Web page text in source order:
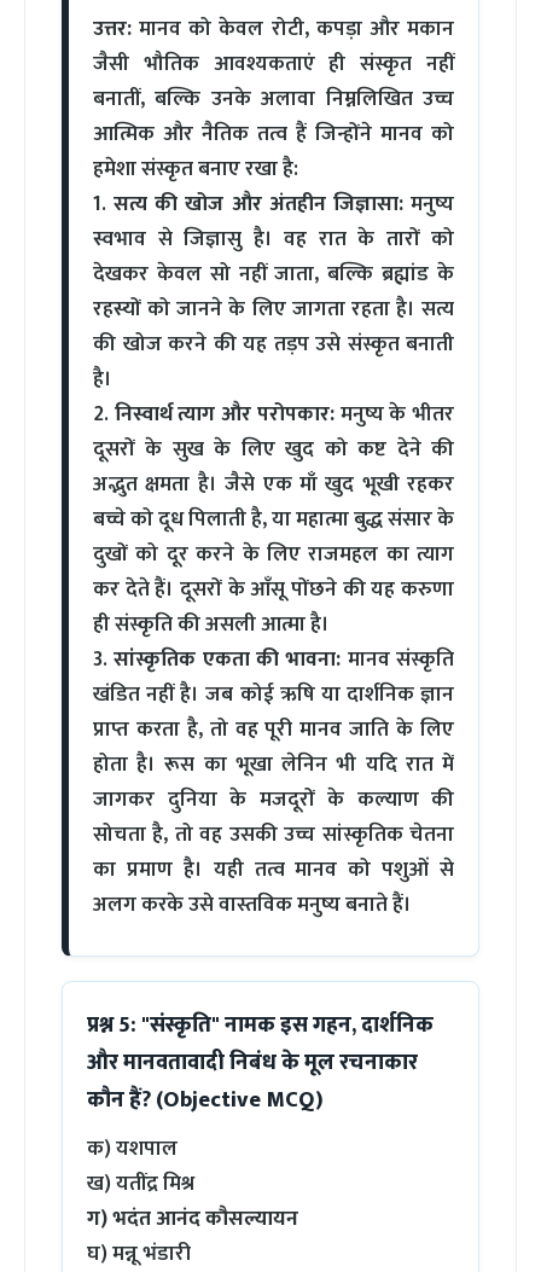
उत्तर: मानव को केवल रोटी, कपड़ा और मकान
जैसी भौतिक आवश्यकताएं ही संस्कृत नहीं
बनातीं, बल्कि उनके अलावा निम्नलिखित उच्च
आत्मिक और नैतिक तत्व हैं जिन्होंने मानव को
हमेशा संस्कृत बनाए रखा है:
1.सत्य की खोज और अंतहीन जिज्ञासा:मनुष्य
स्वभाव से जिज्ञासु है। वह रात के तारों को
देखकर केवल सो नहीं जाता, बल्कि ब्रह्मांड के
रहस्यों को जानने के लिए जागता रहता है। सत्य
की खोज करने की यह तड़प उसे संस्कृत बनाती
है।
2. निस्वार्थ त्याग और परोपकार:मनुष्य के भीतर
दूसरों के सुख के लिए खुद को कष्ट देने की
अद्भुत क्षमता है। जैसे एक माँ खुद भूखी रहकर
बच्चे को दूध पिलाती है, या महात्मा बुद्ध संसार के
दुखों को दूर करने के लिए राजमहल का त्याग
कर देते हैं। दूसरों के आँसू पोंछने की यह करुणा
ही संस्कृति की असली आत्मा है।
3.सांस्कृतिक एकता की भावना: मानव संस्कृति
खंडित नहीं है। जब कोई ऋषि या दार्शनिक ज्ञान
प्राप्त करता है, तो वह पूरी मानव जाति के लिए
होता है। रूस का भूखा लेनिन भी यदि रात में
जागकर दुनिया के मजदूरों के कल्याण की
सोचता है, तो वह उसकी उच्च सांस्कृतिक चेतना
का प्रमाण है। यही तत्व मानव को पशुओं से
अलग करके उसे वास्तविक मनुष्य बनाते हैं।
प्रश्न 5: "संस्कृति" नामक इस गहन, दार्शनिक
और मानवतावादी निबंध के मूल रचनाकार
कौन हैं? (Objective MCQ)
क) यशपाल
ख) यतींद्र मिश्र
ग) भदंत आनंद कौसल्यायन
घ) मन्नू भंडारी